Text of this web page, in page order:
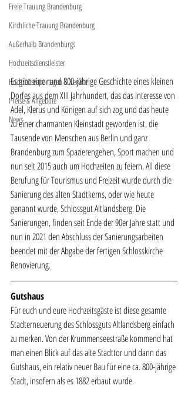
Freie Trauung Brandenburg
Kirchliche Trauung Brandenburg
Außerhalb Brandenburgs
Hochzeitsdienstleister
Hochzeitsreportagen & Service
Preise & Angebote
News
Es gibt eine rund 800-jährige Geschichte eines kleinen
Dorfes aus dem XIII Jahrhundert, das das Interesse von
Adel, Klerus und Königen auf sich zog und das heute
zu einer charmanten Kleinstadt geworden ist, die
Tausende von Menschen aus Berlin und ganz
Brandenburg zum Spazierengehen, Sport machen und
nun seit 2015 auch um Hochzeiten zu feiern. All diese
Berufung für Tourismus und Freizeit wurde durch die
Sanierung des alten Stadtkerns, oder wie heute
genannt wurde, Schlossgut Altlandsberg. Die
Sanierungen, finden seit Ende der 90er Jahre statt und
nun in 2021 den Abschluss der Sanierungsarbeiten
beendet mit der Abgabe der fertigen Schlosskirche
Renovierung.
Gutshaus
Für euch und eure Hochzeitsgäste ist diese gesamte
Stadterneuerung des Schlossguts Altlandsberg einfach
zu merken. Von der Krummenseestraße kommend hat
man einen Blick auf das alte Stadttor und dann das
Gutshaus, ein relativ neuer Bau für eine ca. 800-jährige
Stadt, insofern als es 1882 erbaut wurde.